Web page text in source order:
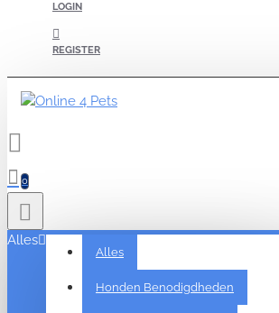
LOGIN
REGISTER
0
Alles
Alles
Honden Benodigdheden